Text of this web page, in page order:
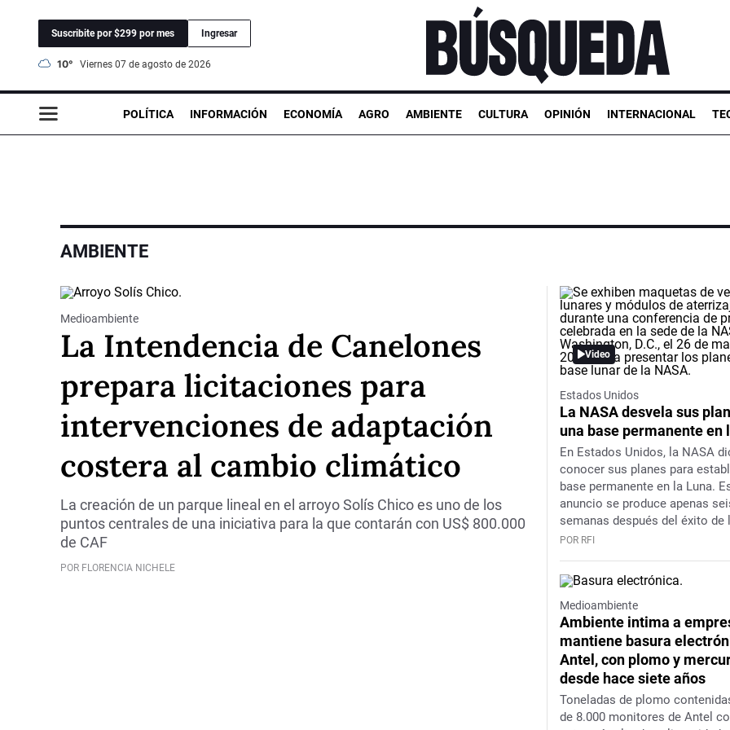
Suscribite por $299 por mes Ingresar
10° viernes 07 de agosto de 2026
POLÍTICA INFORMACIÓN ECONOMÍA AGRO AMBIENTE CULTURA OPINIÓN INTERNACIONAL
AMBIENTE
Medioambiente
La Intendencia de Canelones
prepara licitaciones para
intervenciones de adaptación
costera al cambio climático
La creación de un parque lineal en el arroyo Solís Chico es uno de los
puntos centrales de una iniciativa para la que contarán con US$ 800.000
de CAF
POR FLORENCIA NICHELE
Video
Estados Unidos
La NASA desvela sus
una base permanente en
En Estados Unidos, la NASA
conocer sus planes para
base permanente en la Luna.
anuncio se produce apenas
semanas después del éxito de
Artemis II, que envió una
siglo
POR RFI
Medioambiente
Ambiente intima a
mantiene basura
Antel, con plomo y
desde hace siete años
Toneladas de plomo
de 8.000 monitores de Antel